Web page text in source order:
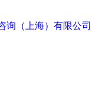
询（上海）有限公司